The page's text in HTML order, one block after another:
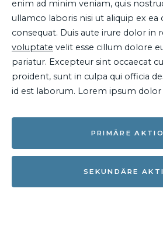
enim ad minim veniam, quis
ullamco laboris nisi ut aliquip ex
consequat. Duis aute irure dolor in
voluptate velit esse cillum dolore
pariatur. Excepteur sint occaecat
proident, sunt in culpa qui officia
id est laborum. Lorem ipsum dolor
PRIMÄRE
SEKUNDÄRE